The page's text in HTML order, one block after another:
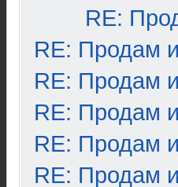
RE:
RE: Продам
RE: Продам
RE: Продам
RE: Продам
RE: Продам